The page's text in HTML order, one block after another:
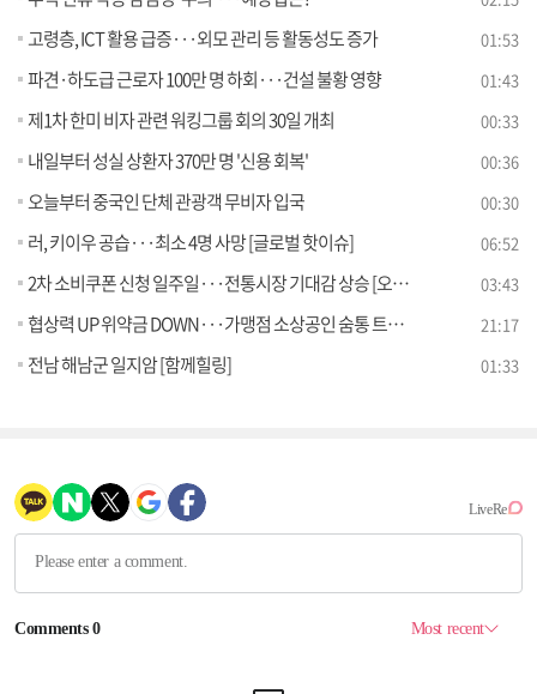
고령층, ICT 활용 급증···외모 관리 등 활동성도 증가 01:53
파견·하도급 근로자 100만 명 하회···건설 불황 영향 01:43
제1차 한미 비자 관련 워킹그룹 회의 30일 개최 00:33
내일부터 성실 상환자 370만 명 '신용 회복' 00:36
오늘부터 중국인 단체 관광객 무비자 입국 00:30
러, 키이우 공습···최소 4명 사망 [글로벌 핫이슈] 06:52
2차 소비쿠폰 신청 일주일···전통시장 기대감 상승 [오늘의 이슈] 03:43
협상력 UP 위약금 DOWN···가맹점 소상공인 숨통 트나 [경제&이슈] 21:17
전남 해남군 일지암 [함께힐링] 01:33